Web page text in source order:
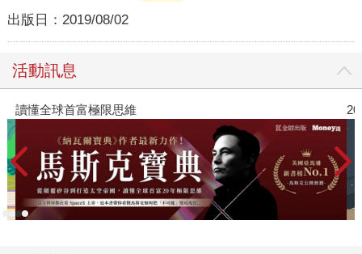
出版日： 2019/08/02
活動訊息
讀懂全球首富極限思維